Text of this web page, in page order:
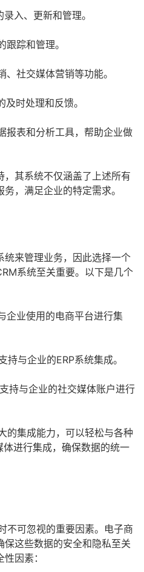
入、更新和管理。
踪和管理。
社交媒体营销等功能。
时处理和反馈。
报表和分析工具，帮助企业做
其系统不仅涵盖了上述所有
，满足企业的特定需求。
统来管理业务，因此选择一个
系统至关重要。以下是几个
企业使用的电商平台进行集
持与企业的ERP系统集成。
持与企业的社交媒体账户进行
的集成能力，可以轻松与各种
体进行集成，确保数据的统一
不可忽视的重要因素。电子商
这些数据的安全和隐私至关
因素：